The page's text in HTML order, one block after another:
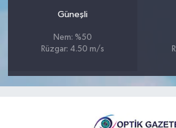
Güneşli
Nem: %50
Rüzgar: 4.50 m/s